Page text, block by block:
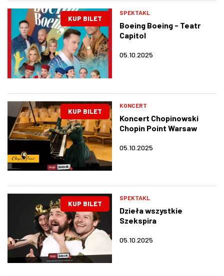
KUP BILET
SPEKTAKL
Boeing Boeing - Teatr
Capitol
05.10.2025
KUP BILET
KONCERT
Koncert Chopinowski
Chopin Point Warsaw
05.10.2025
KUP BILET
SPEKTAKL
Dzieła wszystkie
Szekspira
05.10.2025